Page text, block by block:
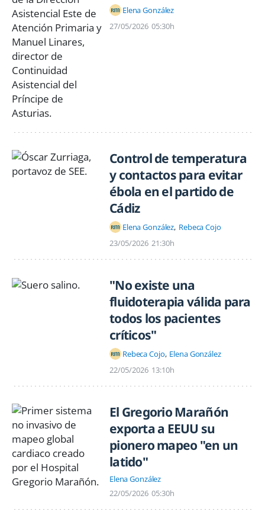
Elena González
27/05/2026 05:30h
Control de temperatura
y contactos para evitar
ébola en el partido de
Cádiz
Elena González Rebeca Cojo
23/05/2026 21:30h
"No existe una
fluidoterapia válida para
todos los pacientes
críticos"
Rebeca Cojo Elena González
22/05/2026 13:10h
El Gregorio Marañón
exporta a EEUU su
pionero mapeo "en un
latido"
Elena González
22/05/2026 05:30h